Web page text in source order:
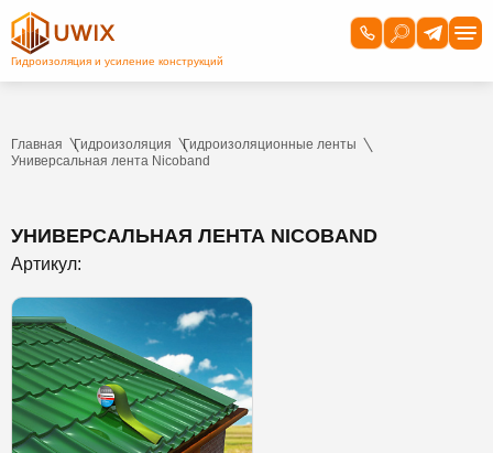
Главная Гидроизоляция
Гидроизоляционные ленты
Универсальная лента Nicoband
УНИВЕРСАЛЬНАЯ ЛЕНТА NICOBAND
Артикул: